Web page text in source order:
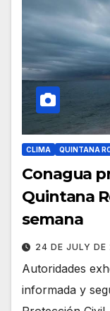
CLIMA QUINTANA
Conagua
Quintana
semana
24 DE JULY
Autoridades
informada y